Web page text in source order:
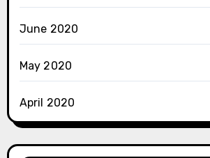
June 2020
May 2020
April 2020